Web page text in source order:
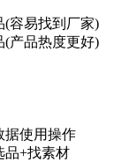
(容易找到厂家)
(产品热度更好)
据使用操作
品+找素材